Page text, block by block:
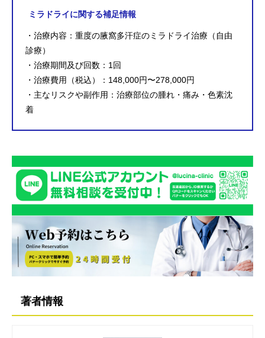
ミラドライに関する補足情報
・治療内容：重度の腋窩多汗症のミラドライ治療（自由
診療）
・治療期間及び回数：1回
・治療費用（税込）：148,000円〜278,000円
・主なリスクや副作用：治療部位の腫れ・痛み・色素沈
着
著者情報